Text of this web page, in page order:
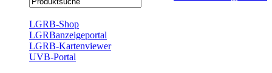
LGRB-Shop
LGRBanzeigeportal
LGRB-Kartenviewer
UVB-Portal